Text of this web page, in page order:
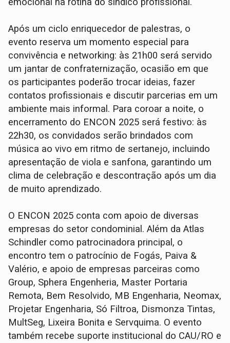
emocional na rotina do síndico profissional.
Após um ciclo enriquecedor de palestras, o
evento reserva um momento especial para
convivência e networking: às 21h00 será servido
um jantar de confraternização, ocasião em que
os participantes poderão trocar ideias, fazer
contatos profissionais e discutir parcerias em um
ambiente mais informal. Para coroar a noite, o
encerramento do ENCON 2025 será festivo: às
22h30, os convidados serão brindados com
música ao vivo em ritmo de sertanejo, incluindo
apresentação de viola e sanfona, garantindo um
clima de celebração e descontração após um dia
de muito aprendizado.
O ENCON 2025 conta com apoio de diversas
empresas do setor condominial. Além da Atlas
Schindler como patrocinadora principal, o
encontro tem o patrocínio de Fogás, Paiva &
Valério, e apoio de empresas parceiras como
Group, Sphera Engenheria, Master Portaria
Remota, Bem Resolvido, MB Engenharia, Neomax,
Projetar Engenharia, Só Filtroa, Dismonza Tintas,
MultSeg, Lixeira Bonita e Servquima. O evento
também recebe suporte institucional do CAU/RO e